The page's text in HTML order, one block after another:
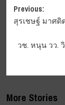
Post
Previous:
สุรเชษฐ์ มาศ
วช. หนุน วว.
More Stories